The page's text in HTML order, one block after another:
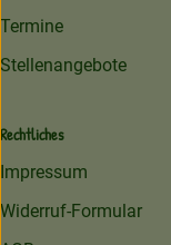
Termine
Stellenangebote
Rechtliches
Impressum
Widerruf-Formular